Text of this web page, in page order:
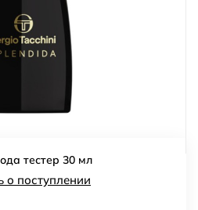
тестер 30 мл
о поступлении